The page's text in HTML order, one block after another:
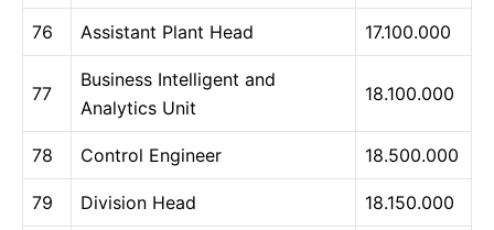
76 Assistant Plant Head 17.100.000
77
Business Intelligent and
Analytics Unit
18.100.000
78 Control Engineer 18.500.000
79 Division Head 18.150.000